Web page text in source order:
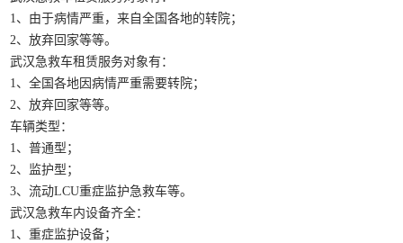
1、由于病情严重，来自全国各地的转院；
2、放弃回家等等。
武汉急救车租赁服务对象有：
1、全国各地因病情严重需要转院；
2、放弃回家等等。
车辆类型：
1、普通型；
2、监护型；
3、流动LCU重症监护急救车等。
武汉急救车内设备齐全：
1、重症监护设备；